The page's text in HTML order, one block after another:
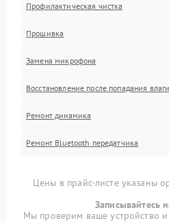
Профилактическая чистка
Прошивка
Замена микрофона
Восстановление после попадания влаги
Ремонт динамика
Ремонт Bluetooth передатчика
Цены в прайс-листе указаны
Записывайтесь
Мы проверим ваше устройство